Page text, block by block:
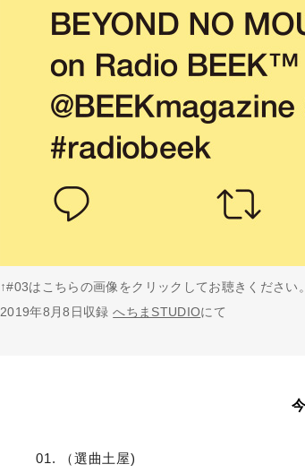
↑#03はこちらの画像をクリックしてお聴きください。
2019年8月8日収録へちまSTUDIOにて
01. （選曲土屋)